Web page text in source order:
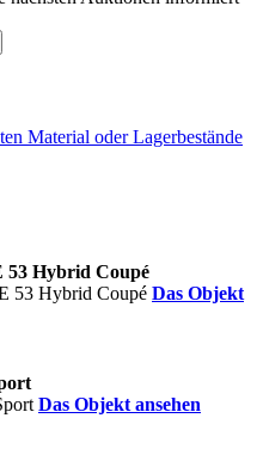
Hybrid Coupé
Das Objekt
Das Objekt ansehen